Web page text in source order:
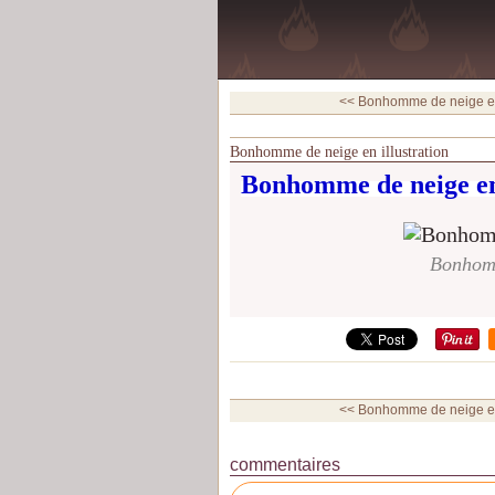
<< Bonhomme de neige
Bonhomme de neige en illustration
Bonhomme de neige
<< Bonhomme de neige
commentaires